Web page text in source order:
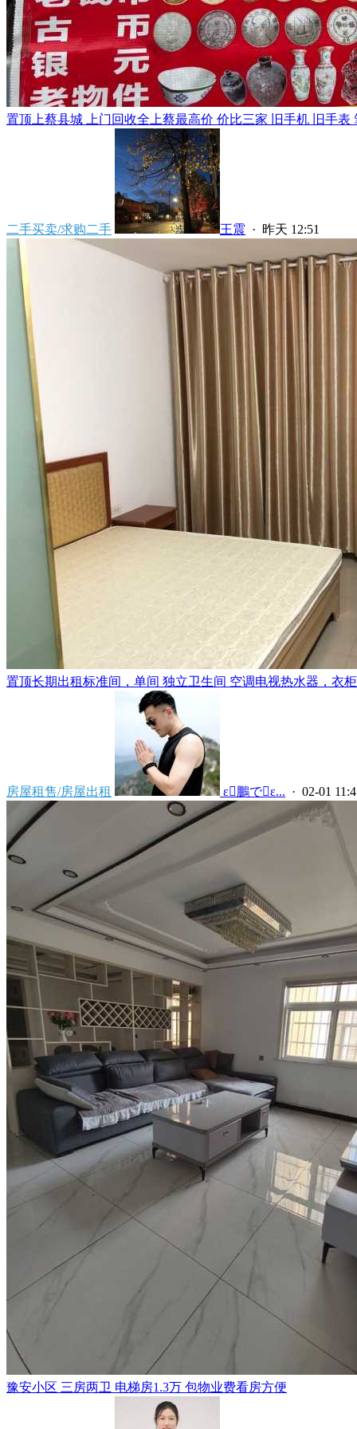
置顶 上蔡县城 上门回收全上蔡最高价 价比三家 旧手机 旧手表
二手买卖/求购二手 王震 · 昨天 12:51
置顶长期出租标准间，单间 独立卫生间 空调电视热水器，衣
房屋租售/房屋出租  ε鵬でε... · 02-01
豫安小区 三房两卫 电梯房1.3万 包物业费看房方便